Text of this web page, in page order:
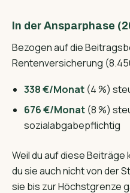
In der Ansparphase
Bezogen auf die
Rentenversicherung
338 €/Monat (4 %)
676 €/Monat (8 %)
sozialabgabepflichtig
Weil du auf diese
du sie auch nicht von der
sie bis zur Höchstgrenze